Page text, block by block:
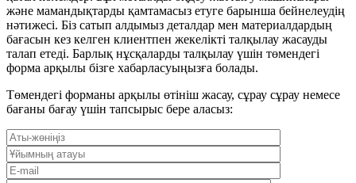
және мамандықтарды қамтамасыз етуге барынша бейнелеудің
нәтижесі. Біз сатып алдымыз деталдар мен материалдардың
бағасын кез келген клиентпен жекелікті талқылау жасауды
талап етеді. Барлық нұсқаларды талқылау үшін төмендегі
форма арқылы бізге хабарласуыңызға болады.
Төмендегі форманы арқылы өтініш жасау, сұрау сұрау немесе
бағаны бағау үшін тапсырыс бере аласыз: